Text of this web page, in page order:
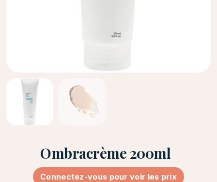
Ombracrème 200ml
Connectez-vous pour voir les prix